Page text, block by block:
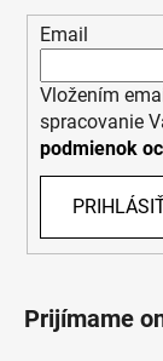
Email
Vložením
spracovanie
podmienok
Prijímame